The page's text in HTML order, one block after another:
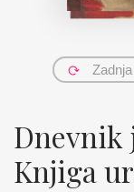
Dnevnik
Knjiga